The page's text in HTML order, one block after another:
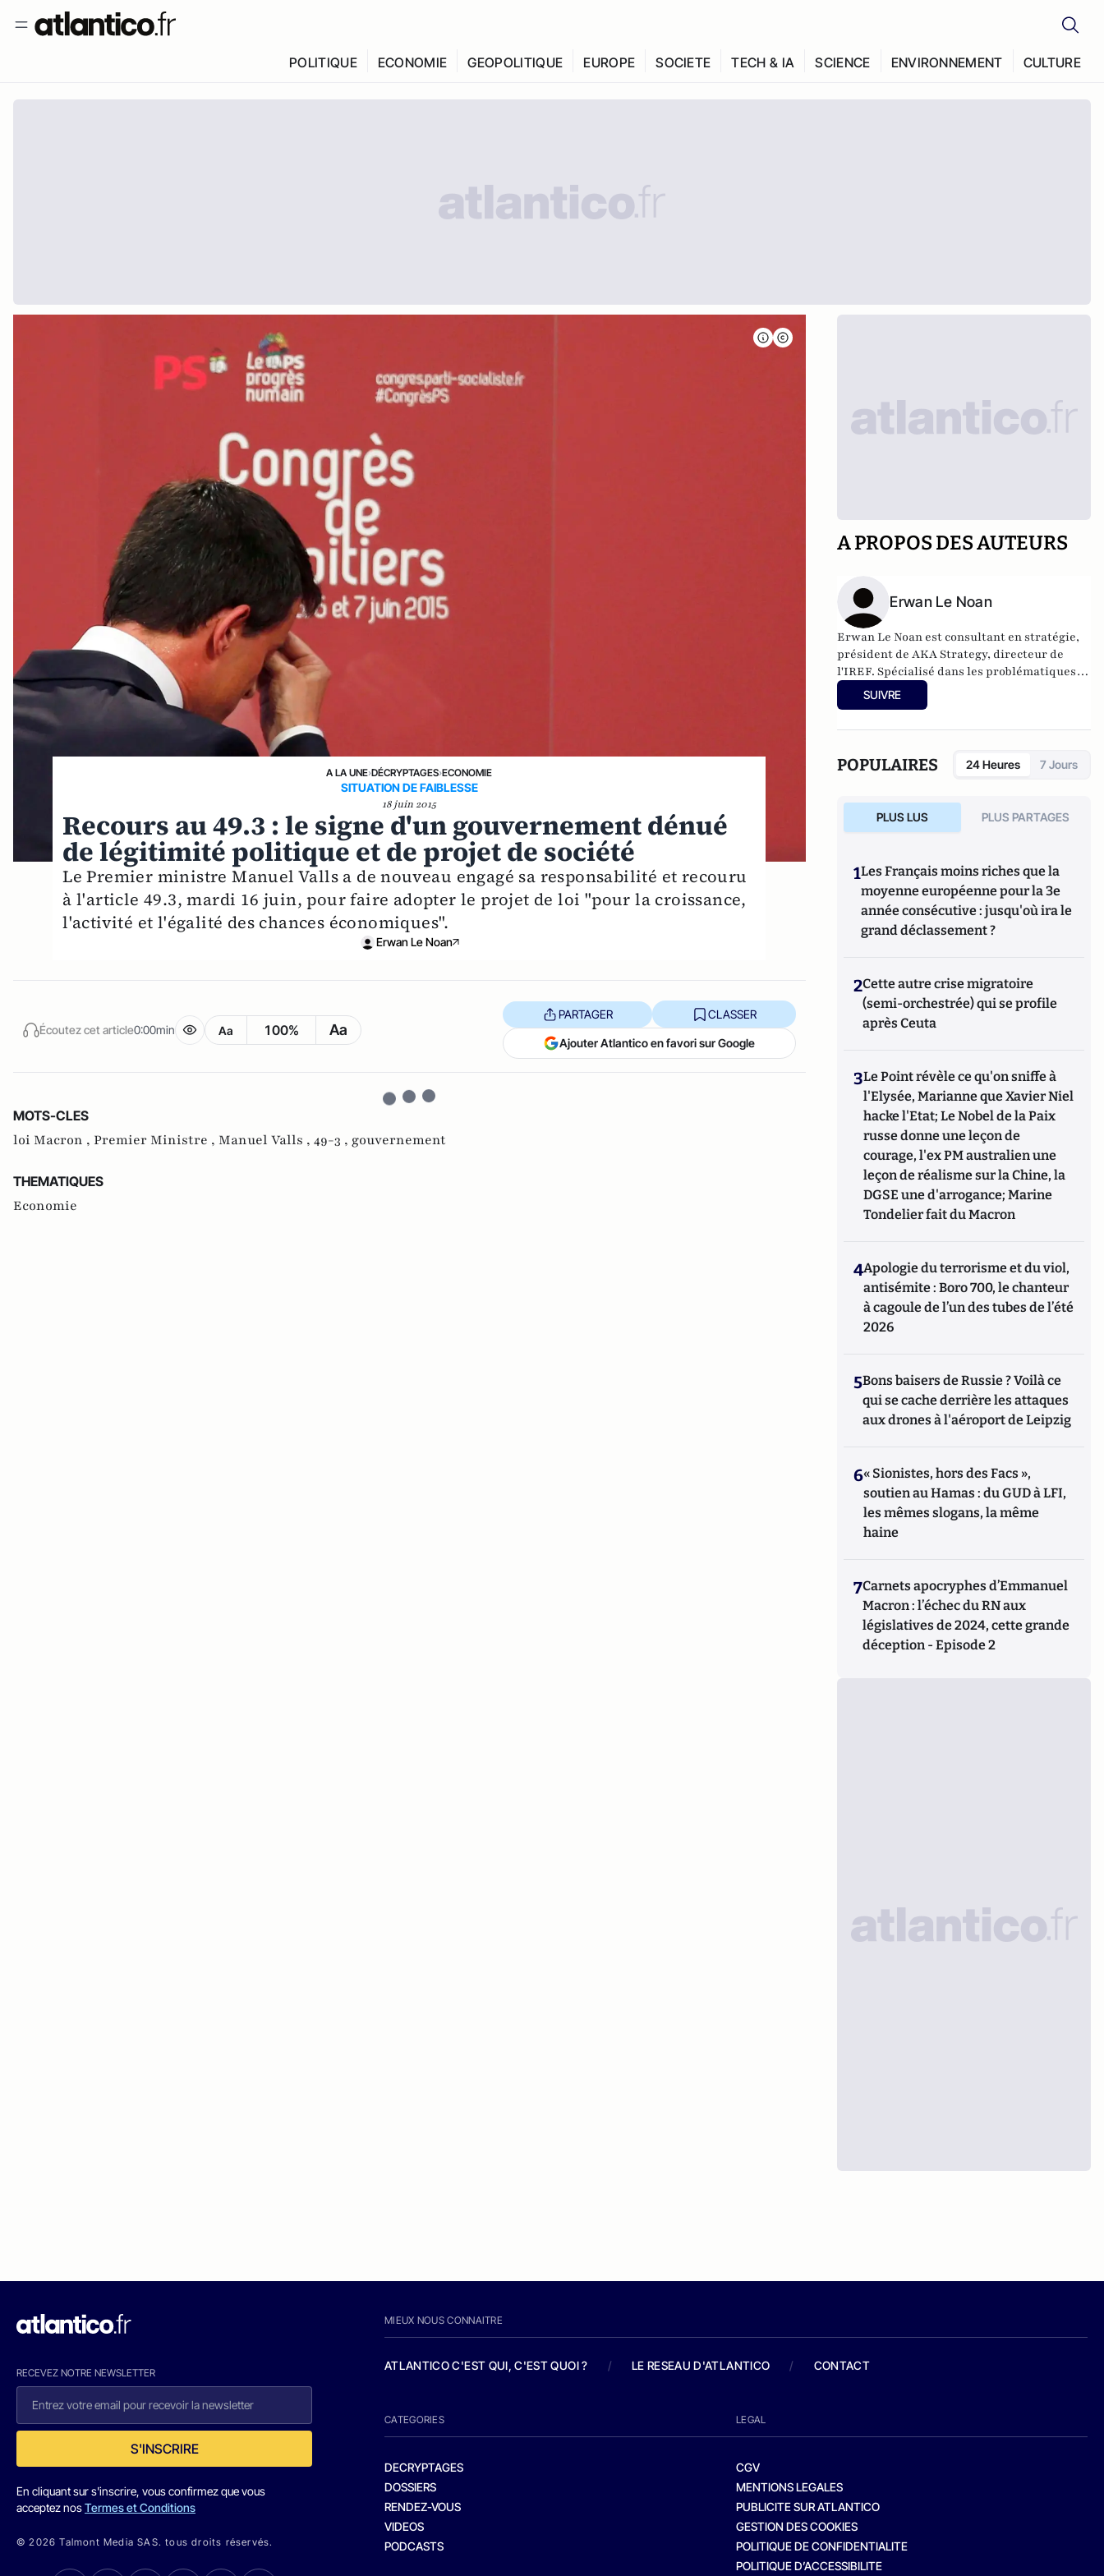
POLITIQUE ECONOMIE GEOPOLITIQUE EUROPE SOCIETE TECH & IA SCIENCE ENVIRONNEMENT CULTURE
A LA UNE›DÉCRYPTAGES›ECONOMIE
SITUATION DE FAIBLESSE
18 juin 2015
Recours au 49.3 : le signe d'un gouvernement dénué
de légitimité politique et de projet de société
Le Premier ministre Manuel Valls a de nouveau engagé sa responsabilité et recouru
à l'article 49.3, mardi 16 juin, pour faire adopter le projet de loi "pour la croissance,
l'activité et l'égalité des chances économiques".
Erwan Le Noan
Écoutez cet article0:00min Aa 100% Aa
PARTAGER CLASSER
Ajouter Atlantico en favori sur Google
MOTS-CLES
loi Macron , Premier Ministre , Manuel Valls , 49-3 , gouvernement
THEMATIQUES
Economie
A PROPOS DES AUTEURS
Erwan Le Noan
Erwan Le Noan est consultant en stratégie,
président de AKA Strategy, directeur de
l'IREF. Spécialisé dans les problématiques
de régulation et de stratégies d'influence, il
a enseigné le droit et l'économie à Sciences
SUIVRE
POPULAIRES 24 Heures 7 Jours
PLUS LUS PLUS PARTAGES
1Les Français moins riches que la
moyenne européenne pour la 3e
année consécutive : jusqu'où ira le
grand déclassement ?
2Cette autre crise migratoire
(semi-orchestrée) qui se profile
après Ceuta
3Le Point révèle ce qu'on sniffe à
l'Elysée, Marianne que Xavier Niel
hacke l'Etat; Le Nobel de la Paix
russe donne une leçon de
courage, l'ex PM australien une
leçon de réalisme sur la Chine, la
DGSE une d'arrogance; Marine
Tondelier fait du Macron
4Apologie du terrorisme et du viol,
antisémite : Boro 700, le chanteur
à cagoule de l’un des tubes de l’été
2026
5Bons baisers de Russie ? Voilà ce
qui se cache derrière les attaques
aux drones à l'aéroport de Leipzig
6« Sionistes, hors des Facs »,
soutien au Hamas : du GUD à LFI,
les mêmes slogans, la même
haine
7Carnets apocryphes d’Emmanuel
Macron : l’échec du RN aux
législatives de 2024, cette grande
déception - Episode 2
RECEVEZ NOTRE NEWSLETTER
S'INSCRIRE
En cliquant sur s'inscrire, vous confirmez que vous
acceptez nosTermes et Conditions
© 2026 Talmont Media SAS. tous droits réservés.
MIEUX NOUS CONNAITRE
ATLANTICO C'EST QUI, C'EST QUOI ? / LE RESEAU D'ATLANTICO / CONTACT
CATEGORIES
DECRYPTAGES
DOSSIERS
RENDEZ-VOUS
VIDEOS
PODCASTS
LEGAL
CGV
MENTIONS LEGALES
PUBLICITE SUR ATLANTICO
GESTION DES COOKIES
POLITIQUE DE CONFIDENTIALITE
POLITIQUE D’ACCESSIBILITE